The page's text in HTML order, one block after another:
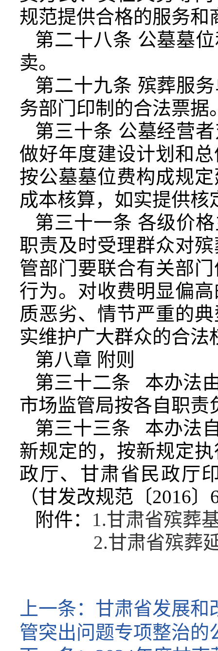
规范提供合格的服务和
第二十八条 公墓墓
卖。
第二十九条 殡葬服
务部门印制的合法票据
第三十条 公墓经营
做好年度建设计划和
按公墓墓位费构成规
成本核算，如实提供核
第三十一条 各级价
职责及时受理群众对
管部门要联合有关部
行为。对收费明显偏
质恶劣、情节严重的
实维护广大群众的合法
第八章 附则
第三十二条 本办法
市场监管局按各自职责
第三十三条 本办法
新规定的，按新规定
政厅、甘肃省民政厅
（甘发改规范〔2016
附件： 1.甘肃省殡葬
2.甘肃省殡葬延
上一条： 甘肃省发展和
管突出问题专项整治的